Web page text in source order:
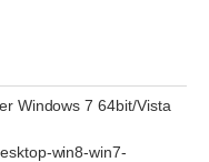
Windows 7 64bit/Vista
win8-win7-